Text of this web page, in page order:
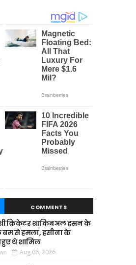
COMMENTS
क्रिकेटर शाकिब अल हसन के
बम से हमला, हसीना के
हुए थे शामिल
Aug 06, 2026